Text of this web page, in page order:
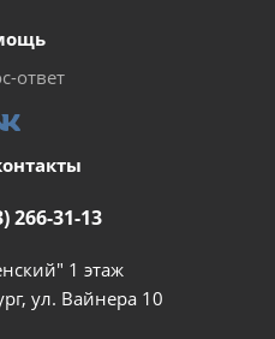
ответ
266-31-13
1 этаж
ул. Вайнера 10